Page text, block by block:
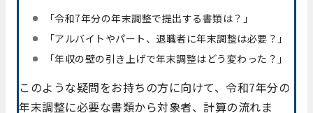
「令和7年分の年末調整で提出する書類は？」
「アルバイトやパート、退職者に年末調整は必要？」
「年収の壁の引き上げで年末調整はどう変わった？」
このような疑問をお持ちの方に向けて、令和7年分の
年末調整に必要な書類から対象者、計算の流れま